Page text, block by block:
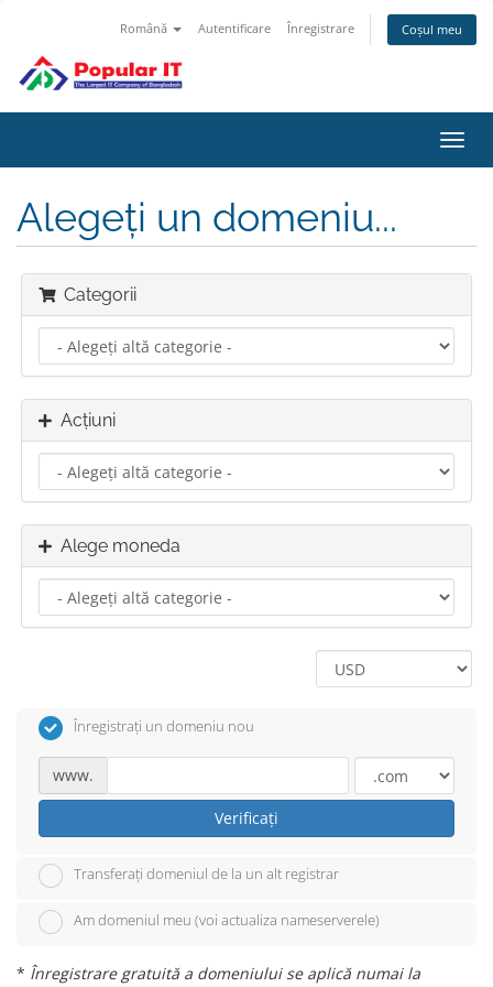
Română Autentificare Înregistrare Coșul meu
Alegeți un domeniu...
Categorii
Acțiuni
Alege moneda
Înregistrați un domeniu nou
www.
Verificați
Transferați domeniul de la un alt registrar
Am domeniul meu (voi actualiza nameserverele)
* Înregistrare gratuită a domeniului se aplică numai la